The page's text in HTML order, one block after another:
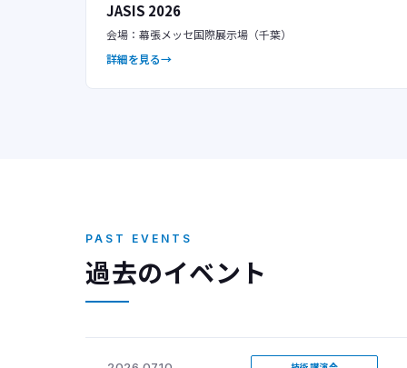
JASIS 2026
会場：幕張メッセ国際展示場（千葉）
詳細を見る
PAST EVENTS
過去のイベント